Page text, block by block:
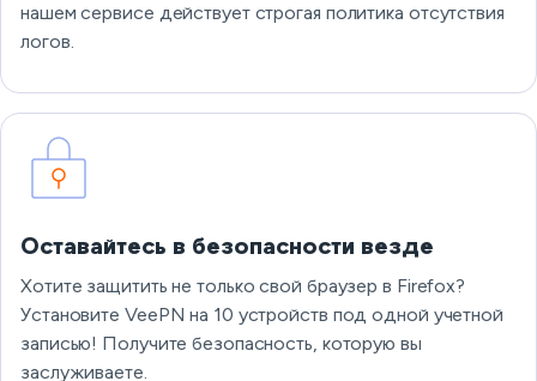
нашем сервисе действует строгая политика отсутствия
логов.
Оставайтесь в безопасности везде
Хотите защитить не только свой браузер в Firefox?
Установите VeePN на 10 устройств под одной учетной
записью! Получите безопасность, которую вы
заслуживаете.